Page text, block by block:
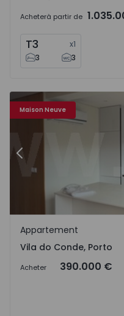
Acheterà partir de
T3 x1
3
3
Maison Neuve
Appartement T2 Vila do
Précédent
Vila do Conde, Porto
Appartement
Vila do Conde, Porto
Acheter 390.000 €